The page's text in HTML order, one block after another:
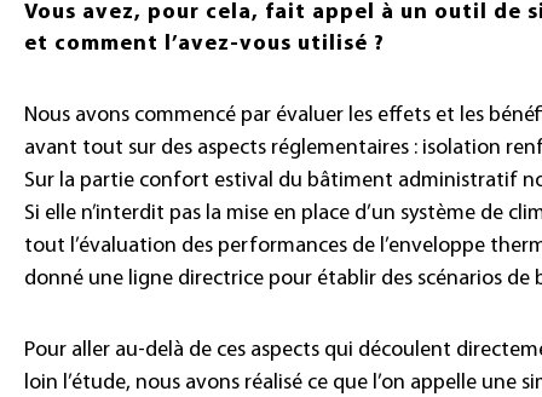
Vous avez, pour cela, fait appel à un outil de
et comment l’avez-vous utilisé ?
Nous avons commencé par évaluer les effets et les
avant tout sur des aspects réglementaires : isolation
Sur la partie confort estival du bâtiment administratif
Si elle n’interdit pas la mise en place d’un système de
tout l’évaluation des performances de l’enveloppe
donné une ligne directrice pour établir des scénarios de
Pour aller au-delà de ces aspects qui découlent
loin l’étude, nous avons réalisé ce que l’on appelle une